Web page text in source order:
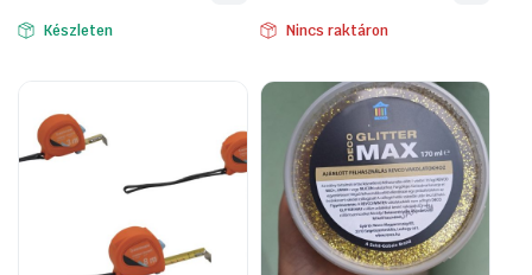
Készleten Nincs raktáron